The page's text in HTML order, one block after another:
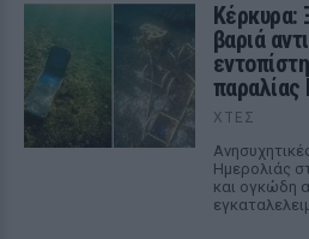
Κέρκυρα:
βαριά
παραλίας
ΧΤΕΣ
Ημερολιάς
και ογκώδη